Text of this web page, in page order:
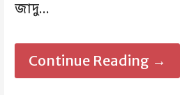
জাদু…
Continue Reading →